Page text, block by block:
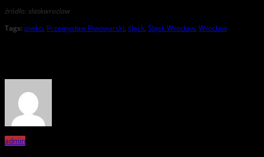
źródło: slaskwroclaw
Tags: piwko, Przemysław Piwowarski, śląsk, Śląsk Wrocław, Wrocław
admin